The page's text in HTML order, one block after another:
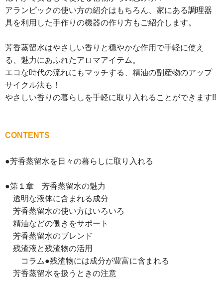
アランピックの使い方の紹介はもちろん、家にある調理器
具を利用した手作りの機器の作り方もご紹介します。
芳香蒸留水はやさしい香りと穏やかな作用で手軽に使え
る、魅力にあふれたアロマアイテム。
エコな時代の流れにもマッチする、精油の副産物のアップ
サイクル法も！
やさしい香りの暮らしを手軽に取り入れることができます!!
CONTENTS
●芳香蒸留水を日々の暮らしに取り入れる
●第１章 芳香蒸留水の魅力
透明な液体に含まれる成分
芳香蒸留水の使い方はいろいろ
精油などの働きをサポート
芳香蒸留水のブレンド
残渣液と残渣物の活用
コラム●残渣物には成分が豊富に含まれる
芳香蒸留水を扱うときの注意